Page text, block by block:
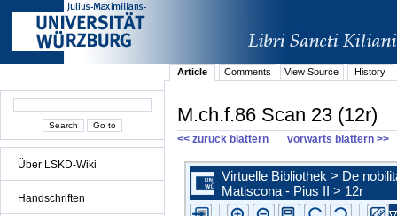
Über LSKD-Wiki
Handschriften
Article Comments View Source History
M.ch.f.86 Scan 23 (12r)
<< zurück blättern vorwärts blättern >>